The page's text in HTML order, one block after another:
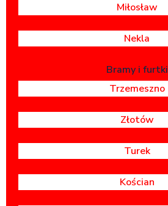
Miłosław
Nekla
Bramy i furtki
Trzemeszno
Złotów
Turek
Kościan